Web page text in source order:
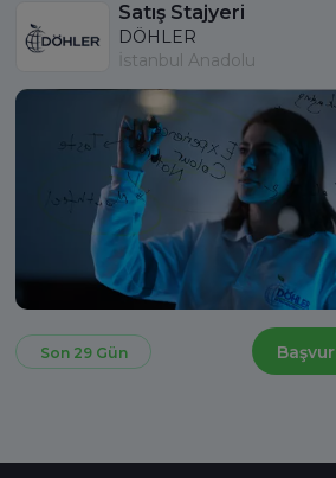
Satış Stajyeri
DÖHLER
İstanbul Anadolu
Son 29 Gün Başvur